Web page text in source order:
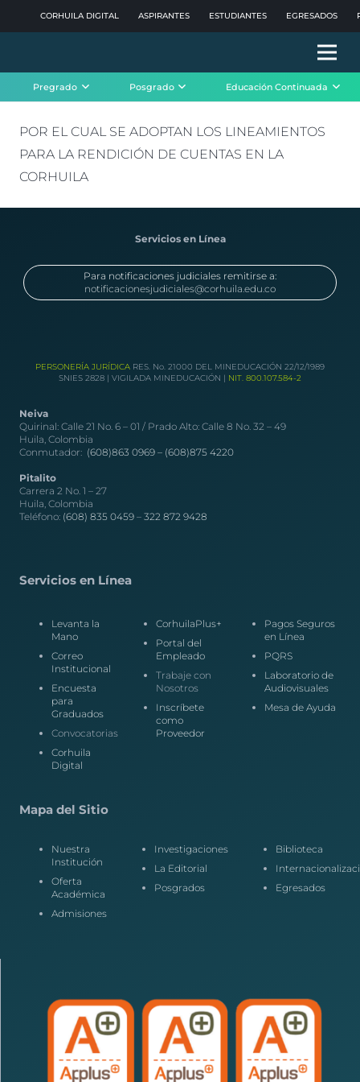
CORHUILA DIGITAL ASPIRANTES ESTUDIANTES EGRESADOS
Pregrado Posgrado Educación Continuada
POR EL CUAL SE ADOPTAN LOS LINEAMIENTOS
PARA LA RENDICIÓN DE CUENTAS EN LA
CORHUILA
Servicios en Línea
Para notificaciones judiciales remitirse a:
notificacionesjudiciales@corhuila.edu.co
PERSONERÍA JURÍDICA RES. No. 21000 DEL MINEDUCACIÓN 22/12/1989
SNIES 2828 | VIGILADA MINEDUCACIÓN | NIT. 800.107.584-2
Neiva
Quirinal: Calle 21 No. 6 – 01 / Prado Alto: Calle 8 No. 32 – 49
Huila, Colombia
Conmutador: (608)863 0969 – (608)875 4220
Pitalito
Carrera 2 No. 1 – 27
Huila, Colombia
Teléfono: (608) 835 0459 – 322 872 9428
Servicios en Línea
Levanta la
Mano
Correo
Institucional
Encuesta
para
Graduados
Convocatorias
Corhuila
Digital
CorhuilaPlus+
Portal del
Empleado
Trabaje con
Nosotros
Inscríbete
como
Proveedor
Pagos Seguros
en Línea
PQRS
Laboratorio de
Audiovisuales
Mesa de Ayuda
Mapa del Sitio
Nuestra
Institución
Oferta
Académica
Admisiones
Investigaciones
La Editorial
Posgrados
Biblioteca
Egresados